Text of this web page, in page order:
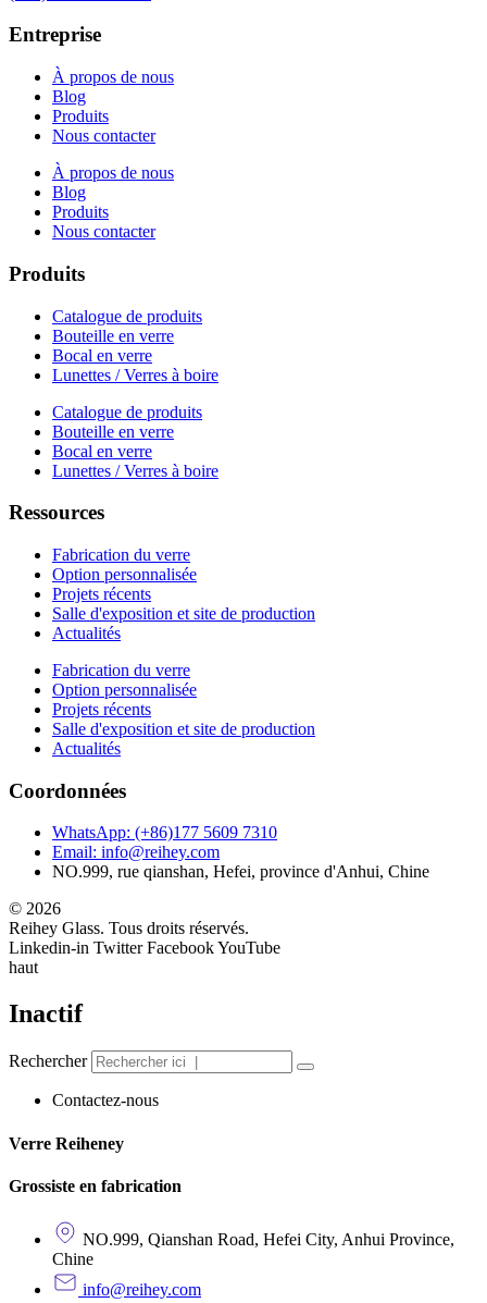
Entreprise
À propos de nous
Blog
Produits
Nous contacter
À propos de nous
Blog
Produits
Nous contacter
Produits
Catalogue de produits
Bouteille en verre
Bocal en verre
Lunettes / Verres à boire
Catalogue de produits
Bouteille en verre
Bocal en verre
Lunettes / Verres à boire
Ressources
Fabrication du verre
Option personnalisée
Projets récents
Salle d'exposition et site de production
Actualités
Fabrication du verre
Option personnalisée
Projets récents
Salle d'exposition et site de production
Actualités
Coordonnées
WhatsApp: (+86)177 5609 7310
Email: info@reihey.com
NO.999, rue qianshan, Hefei, province d'Anhui, Chine
© 2026
Reihey Glass. Tous droits réservés.
Linkedin-in Twitter FacebookYouTube
haut
Inactif
Rechercher
Contactez-nous
Verre Reiheney
Grossiste en fabrication
NO.999, Qianshan Road, Hefei City, Anhui Province,
Chine
info@reihey.com